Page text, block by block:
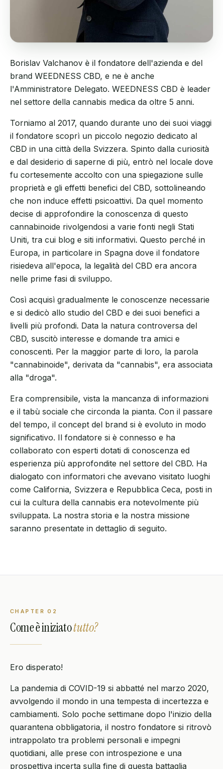
Borislav Valchanov è il fondatore dell'azienda e del
brand WEEDNESS CBD, e ne è anche
l'Amministratore Delegato. WEEDNESS CBD è leader
nel settore della cannabis medica da oltre 5 anni.
Torniamo al 2017, quando durante uno dei suoi viaggi
il fondatore scoprì un piccolo negozio dedicato al
CBD in una città della Svizzera. Spinto dalla curiosità
e dal desiderio di saperne di più, entrò nel locale dove
fu cortesemente accolto con una spiegazione sulle
proprietà e gli effetti benefici del CBD, sottolineando
che non induce effetti psicoattivi. Da quel momento
decise di approfondire la conoscenza di questo
cannabinoide rivolgendosi a varie fonti negli Stati
Uniti, tra cui blog e siti informativi. Questo perché in
Europa, in particolare in Spagna dove il fondatore
risiedeva all'epoca, la legalità del CBD era ancora
nelle prime fasi di sviluppo.
Così acquisì gradualmente le conoscenze necessarie
e si dedicò allo studio del CBD e dei suoi benefici a
livelli più profondi. Data la natura controversa del
CBD, suscitò interesse e domande tra amici e
conoscenti. Per la maggior parte di loro, la parola
"cannabinoide", derivata da "cannabis", era associata
alla "droga".
Era comprensibile, vista la mancanza di informazioni
e il tabù sociale che circonda la pianta. Con il passare
del tempo, il concept del brand si è evoluto in modo
significativo. Il fondatore si è connesso e ha
collaborato con esperti dotati di conoscenza ed
esperienza più approfondite nel settore del CBD. Ha
dialogato con informatori che avevano visitato luoghi
come California, Svizzera e Repubblica Ceca, posti in
cui la cultura della cannabis era notevolmente più
sviluppata. La nostra storia e la nostra missione
saranno presentate in dettaglio di seguito.
CHAPTER02
Come è iniziatotutto?
Ero disperato!
La pandemia di COVID-19 si abbatté nel marzo 2020,
avvolgendo il mondo in una tempesta di incertezza e
cambiamenti. Solo poche settimane dopo l'inizio della
quarantena obbligatoria, il nostro fondatore si ritrovò
intrappolato tra problemi personali e impegni
quotidiani, alle prese con introspezione e una
prospettiva incerta sulla fine di questa battaglia